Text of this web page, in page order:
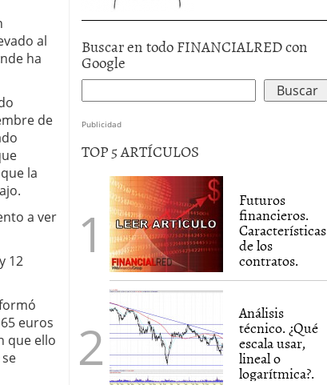
al
ha
de
la
a ver
12
euros
que ello
Buscar en todo FINANCIALRED con
Google
Publicidad
TOP 5 ARTÍCULOS
Futuros
financieros.
Características
de los
contratos.
Análisis
técnico. ¿Qué
escala usar,
lineal o
logarítmica?.